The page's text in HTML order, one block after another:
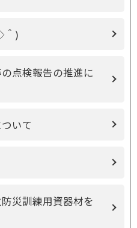
＾)
点検報告の推進に
いて
災訓練用資器材を